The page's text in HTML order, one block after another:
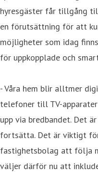
hyresgäster får tillgång
en förutsättning för att
möjligheter som idag
för uppkopplade och
- Våra hem blir alltmer
telefoner till TV-
upp via bredbandet. Det
fortsätta. Det är viktigt
fastighetsbolag att följa
väljer därför nu att